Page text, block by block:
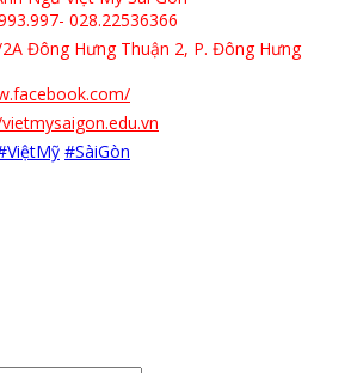
028.22536366
Đông Hưng Thuận 2, P. Đông Hưng
#SàiGòn